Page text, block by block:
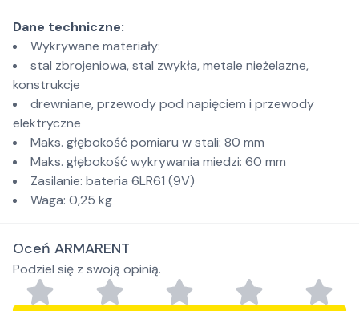
Dane techniczne:
Wykrywane materiały:
stal zbrojeniowa, stal zwykła, metale nieżelazne,
konstrukcje
drewniane, przewody pod napięciem i przewody
elektryczne
Maks. głębokość pomiaru w stali: 80 mm
Maks. głębokość wykrywania miedzi: 60 mm
Zasilanie: bateria 6LR61 (9V)
Waga: 0,25 kg
Oceń ARMARENT
Podziel się z swoją opinią.